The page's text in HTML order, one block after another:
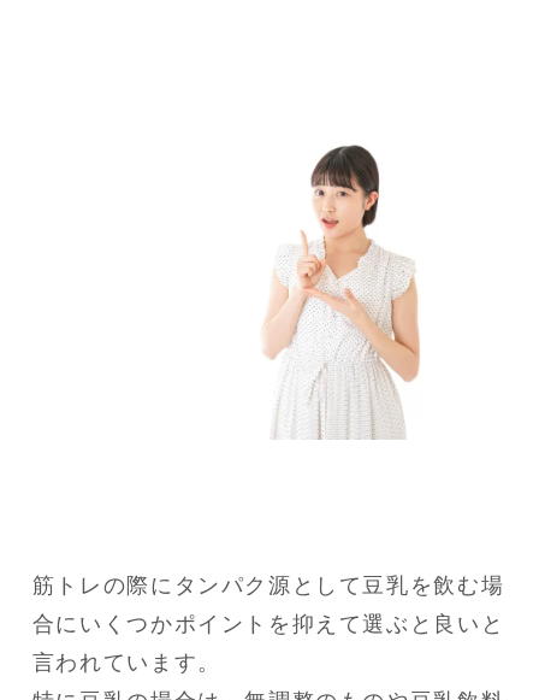
筋トレの際にタンパク源として豆乳を飲む場
合にいくつかポイントを抑えて選ぶと良いと
言われています。